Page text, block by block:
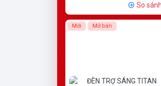
So
Mới Mở bán